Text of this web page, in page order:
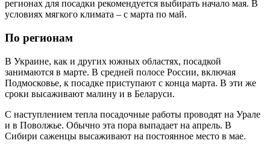
регионах для посадки рекомендуется выбирать начало мая. В
условиях мягкого климата – с марта по май.
По регионам
В Украине, как и других южных областях, посадкой
занимаются в марте. В средней полосе России, включая
Подмосковье, к посадке приступают с конца марта. В эти же
сроки высаживают малину и в Беларуси.
С наступлением тепла посадочные работы проводят на Урале
и в Поволжье. Обычно эта пора выпадает на апрель. В
Сибири саженцы высаживают на постоянное место в мае.